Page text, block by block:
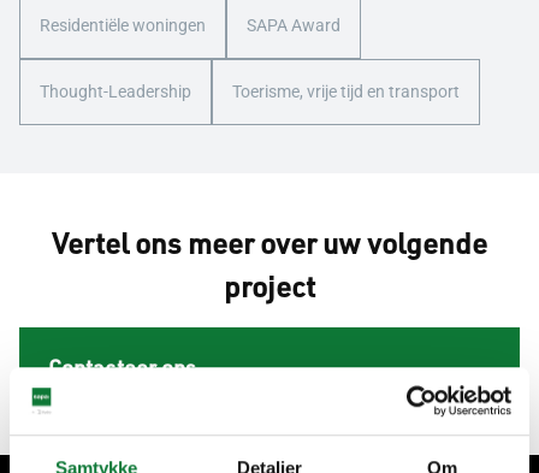
Samtykke Detaljer Om
Residentiële woningen SAPA Award
Thought-Leadership Toerisme, vrije tijd en transport
Vertel ons meer over uw volgende
project
Contacteer ons